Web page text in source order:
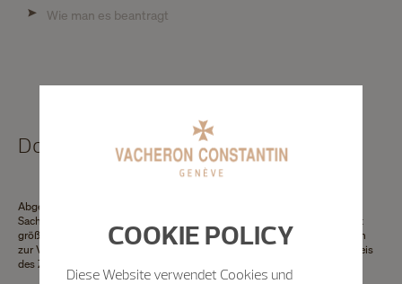
Wie man es beantragt
Dokument für Versicherungszwecke
Abgesehen vom ideellen Aspekt ist der Wert einer Uhr eine höchst reale
Sache. Deshalb bietet Ihnen unsere Abteilung Patrimoine an, Ihre Uhr mit
größter Sorgfalt und Präzision zu schätzen. Das Dokument, das wir Ihnen
zur Verfügung stellen, gibt den aktuellen, zuletzt verzeichneten Listenpreis
des Zeitmessers an.
COOKIE POLICY
Diese Website verwendet Cookies und